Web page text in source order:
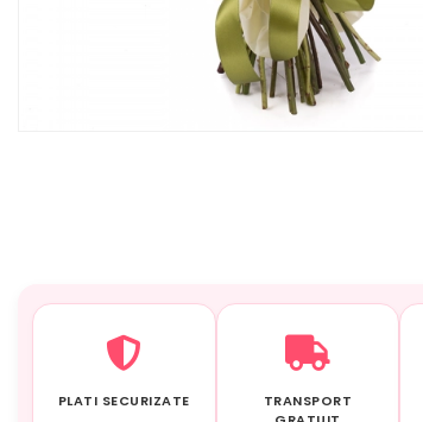
PLATI SECURIZATE
TRANSPORT